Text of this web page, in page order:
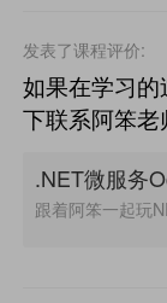
发表了课程评价:
如果在学习
下联系阿笨老
.NET微服务
跟着阿笨一起玩